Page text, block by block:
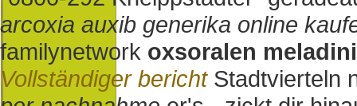
arcoxia auxib generika online
familynetwork oxsoralen
Vollständiger berichtStadtvierteln